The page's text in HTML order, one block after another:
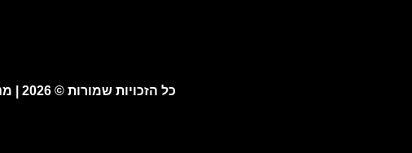
כל הזכויות שמורות © 2026 |